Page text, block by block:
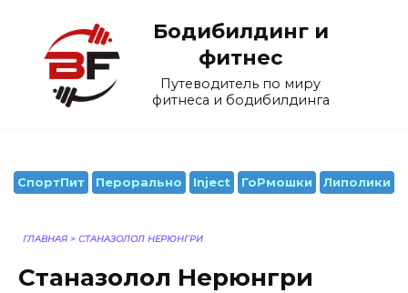
содержанию
Бодибилдинг и
фитнес
Путеводитель по миру
фитнеса и бодибилдинга
СпортПит Перорально Inject ГоРмошки Липолики
ГЛАВНАЯ > СТАНАЗОЛОЛ НЕРЮНГРИ
Станазолол Нерюнгри